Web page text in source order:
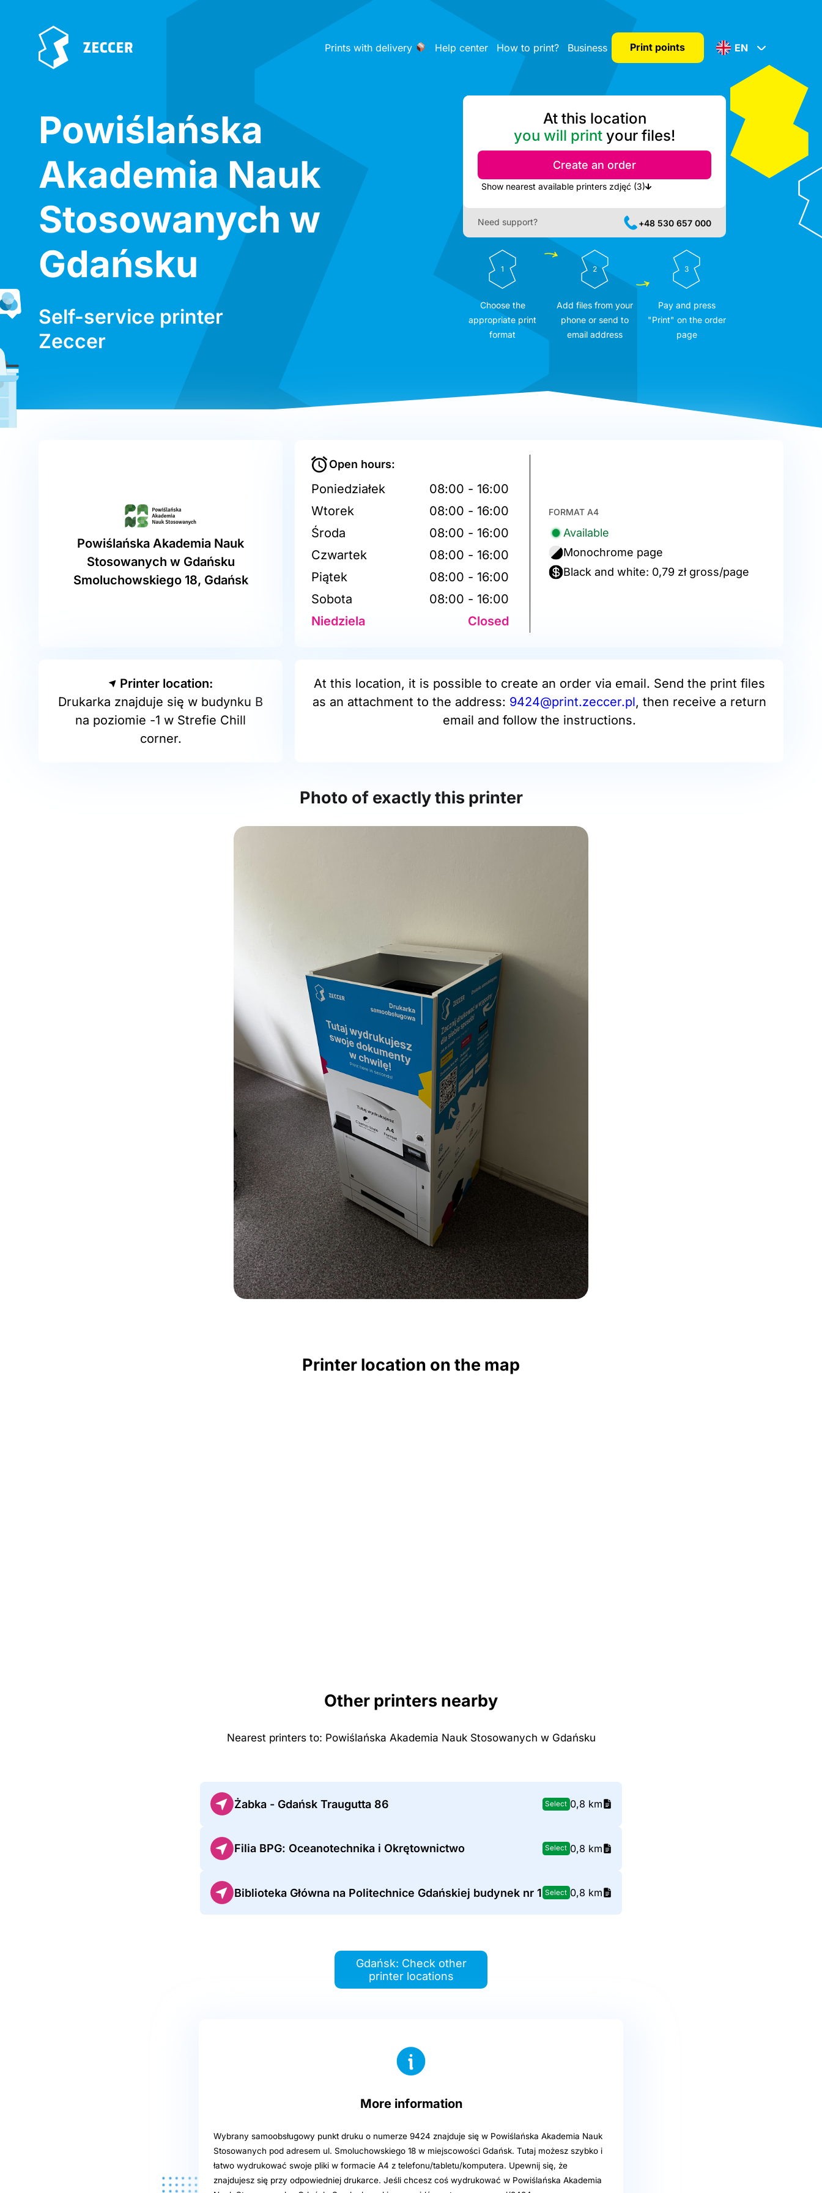
Prints with delivery Help center How to print? Business Print points EN
Powiślańska
Akademia Nauk
Stosowanych w
Gdańsku
Self-service printer
Zeccer
At this location
you will print your files!
Create an order
Show nearest available printers zdjęć (3)
Need support? +48 530 657 000
1
Choose the
appropriate print
format
2
Add files from your
phone or send to
email address
3
Pay and press
"Print" on the order
page
Powiślańska Akademia Nauk
Stosowanych w Gdańsku
Smoluchowskiego 18, Gdańsk
Open hours:
Poniedziałek
08:00 - 16:00
Wtorek
08:00 - 16:00
Środa
08:00 - 16:00
Czwartek
08:00 - 16:00
Piątek
08:00 - 16:00
Sobota
08:00 - 16:00
Niedziela
Closed
FORMAT A4
Available
Monochrome page
Black and white: 0,79 zł gross/page
Printer location:
Drukarka znajduje się w budynku B
na poziomie -1 w Strefie Chill
corner.
At this location, it is possible to create an order via email. Send the print files
as an attachment to the address: 9424@print.zeccer.pl, then receive a return
email and follow the instructions.
Photo of exactly this printer
Printer location on the map
Other printers nearby
Nearest printers to: Powiślańska Akademia Nauk Stosowanych w Gdańsku
Żabka - Gdańsk Traugutta 86 Select 0,8 km
Filia BPG: Oceanotechnika i Okrętownictwo Select 0,8 km
Biblioteka Główna na Politechnice Gdańskiej budynek nr 1 Select 0,8 km
Gdańsk: Check other
printer locations
More information
Wybrany samoobsługowy punkt druku o numerze 9424 znajduje się w Powiślańska Akademia Nauk
Stosowanych pod adresem ul. Smoluchowskiego 18 w miejscowości Gdańsk. Tutaj możesz szybko i
łatwo wydrukować swoje pliki w formacie A4 z telefonu/tabletu/komputera. Upewnij się, że
znajdujesz się przy odpowiedniej drukarce. Jeśli chcesz coś wydrukować w Powiślańska Akademia